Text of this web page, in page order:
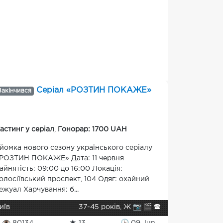
Серіал «РОЗТИН ПОКАЖЕ»
у серіал Гонорар: 1700 UAH
нового сезону українського серіалу
ПОКАЖЕ» Дата: 11 червня
09:00 до 16:00 Локація:
проспект, 104 Одяг: охайний
Харчування: б...
37-45 років, Ж 📷 🎬 🕿